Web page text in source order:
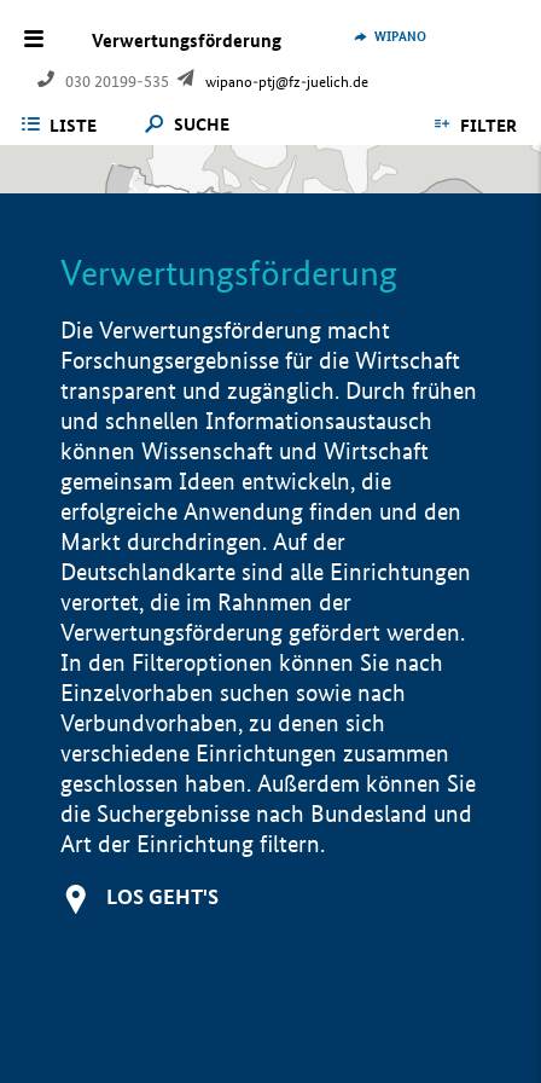
Verwertungsförderung
030 20199-535 wipano-ptj@fz-juelich.de
WIPANO
LISTE SUCHE FILTER
Verwertungsförderung
Die Verwertungsförderung macht
Forschungsergebnisse für die Wirtschaft
transparent und zugänglich. Durch frühen
und schnellen Informationsaustausch
können Wissenschaft und Wirtschaft
gemeinsam Ideen entwickeln, die
erfolgreiche Anwendung finden und den
Markt durchdringen. Auf der
Deutschlandkarte sind alle Einrichtungen
verortet, die im Rahnmen der
Verwertungsförderung gefördert werden.
In den Filteroptionen können Sie nach
Einzelvorhaben suchen sowie nach
Verbundvorhaben, zu denen sich
verschiedene Einrichtungen zusammen
geschlossen haben. Außerdem können Sie
die Suchergebnisse nach Bundesland und
Art der Einrichtung filtern.
LOS GEHT'S